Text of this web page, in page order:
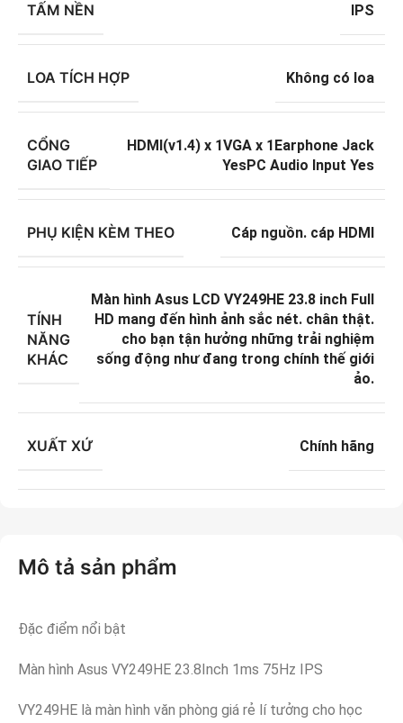
Mô tả sản phẩm
Đặc điểm nổi bật
Màn hình Asus VY249HE 23.8Inch 1ms 75Hz IPS
VY249HE là màn hình văn phòng giá rẻ lí tưởng cho học
TẤM NỀN IPS
LOA TÍCH HỢP Không có loa
CỔNG
GIAO TIẾP
HDMI(v1.4) x 1VGA x 1Earphone Jack
YesPC Audio Input Yes
PHỤ KIỆN KÈM THEO Cáp nguồn. cáp HDMI
TÍNH
NĂNG
KHÁC
Màn hình Asus LCD VY249HE 23.8 inch Full
HD mang đến hình ảnh sắc nét. chân thật.
cho bạn tận hưởng những trải nghiệm
sống động như đang trong chính thế giới
ảo.
XUẤT XỨ Chính hãng